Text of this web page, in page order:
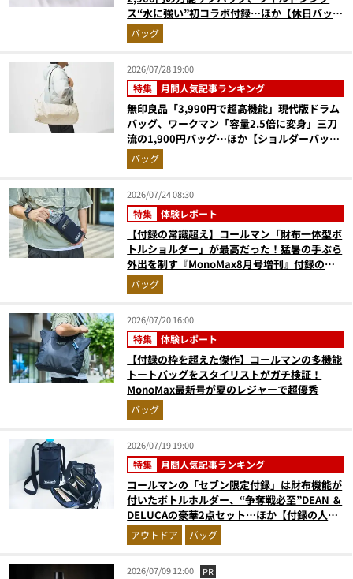
ス“水に強い”初コラボ付録…ほか【休日バッグ
の人気記事ランキングベスト3】（2026年6月
版）
バッグ
2026/07/28 19:00
特集 月間人気記事ランキング
無印良品「3,990円で超高機能」現代版ドラム
バッグ、ワークマン「容量2.5倍に変身」三刀
流の1,900円バッグ…ほか【ショルダーバッグ
の人気記事ランキングベスト3】（2026年6月
版）
バッグ
2026/07/24 08:30
特集 体験レポート
【付録の常識超え】コールマン「財布一体型ボ
トルショルダー」が最高だった！猛暑の手ぶら
外出を制す『MonoMax8月号増刊』付録の実
力をスタイリストが徹底レポ
バッグ
2026/07/20 16:00
特集 体験レポート
【付録の枠を超えた傑作】コールマンの多機能
トートバッグをスタイリストがガチ検証！
MonoMax最新号が夏のレジャーで超優秀
バッグ
2026/07/19 19:00
特集 月間人気記事ランキング
コールマンの「セブン限定付録」は財布機能が
付いたボトルホルダー、“争奪戦必至”DEAN ＆
DELUCAの豪華2点セット…ほか【付録の人気
記事ランキングベスト3】（2026年6月版）
アウトドア バッグ
2026/07/09 12:00 PR